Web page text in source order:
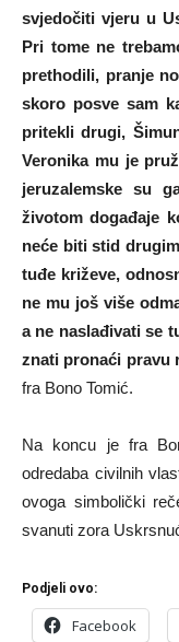
svjedočiti vjeru u
Pri tome ne
prethodili, pranje
skoro posve sam
pritekli drugi,
Veronika mu je
jeruzalemske su
životom događaje
neće biti stid
tuđe križeve,
ne mu još više
a ne naslađivati se
znati pronaći pravu
fra Bono Tomić.
Na koncu je fra
odredaba civilnih
ovoga simbolički
svanuti zora
Podjeli ovo:
Facebook